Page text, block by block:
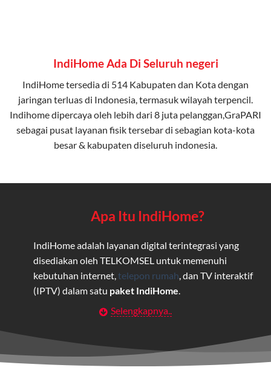
IndiHome Ada Di Seluruh negeri
IndiHome tersedia di 514 Kabupaten dan Kota dengan
jaringan terluas di Indonesia, termasuk wilayah terpencil.
Indihome dipercaya oleh lebih dari 8 juta pelanggan,GraPARI
sebagai pusat layanan fisik tersebar di sebagian kota-kota
besar & kabupaten diseluruh indonesia.
Apa Itu IndiHome?
IndiHome adalah layanan digital terintegrasi yang
disediakan oleh TELKOMSEL untuk memenuhi
kebutuhan internet, telepon rumah , dan TV interaktif
(IPTV) dalam satu paket IndiHome
Layanan Wifi Indihome ini dirancang untuk
maupun individu yang membutuhkan konektivitas dan
hiburan berkualitas tinggi.
Selengkapnya..